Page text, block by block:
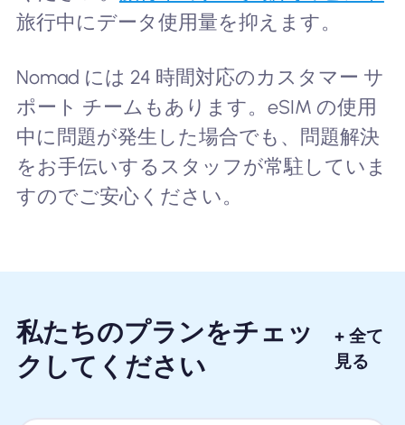
旅行中にデータ使用量を抑えます。
Nomad には 24 時間対応のカスタマー サ
ポート チームもあります。eSIM の使用
中に問題が発生した場合でも、問題解決
をお手伝いするスタッフが常駐していま
すのでご安心ください。
私たちのプランをチェッ
クしてください
+ 全て
見る